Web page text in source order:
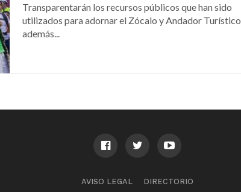
Transparentarán los recursos públicos que han sido
utilizados para adornar el Zócalo y Andador Turístico,
además...
AVISO LEGAL DIRECTORIO